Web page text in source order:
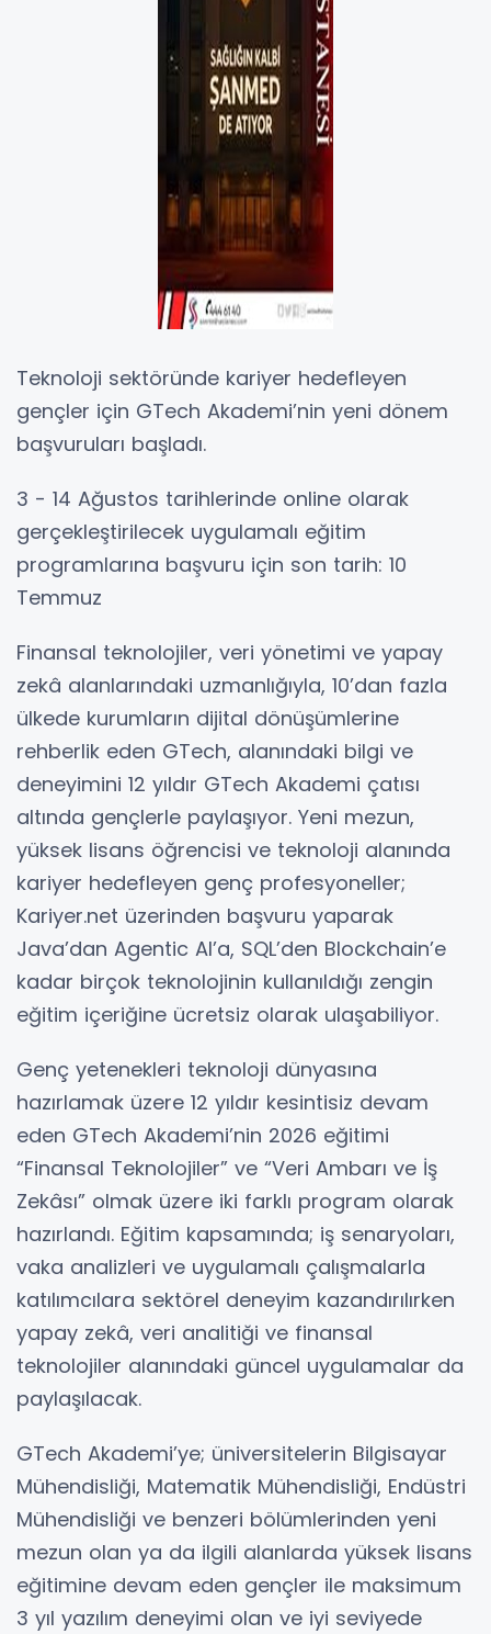
Teknoloji sektöründe kariyer hedefleyen
gençler için GTech Akademi’nin yeni dönem
başvuruları başladı.
3 - 14 Ağustos tarihlerinde online olarak
gerçekleştirilecek uygulamalı eğitim
programlarına başvuru için son tarih: 10
Temmuz
Finansal teknolojiler, veri yönetimi ve yapay
zekâ alanlarındaki uzmanlığıyla, 10’dan fazla
ülkede kurumların dijital dönüşümlerine
rehberlik eden GTech, alanındaki bilgi ve
deneyimini 12 yıldır GTech Akademi çatısı
altında gençlerle paylaşıyor. Yeni mezun,
yüksek lisans öğrencisi ve teknoloji alanında
kariyer hedefleyen genç profesyoneller;
Kariyer.net üzerinden başvuru yaparak
Java’dan Agentic AI’a, SQL’den Blockchain’e
kadar birçok teknolojinin kullanıldığı zengin
eğitim içeriğine ücretsiz olarak ulaşabiliyor.
Genç yetenekleri teknoloji dünyasına
hazırlamak üzere 12 yıldır kesintisiz devam
eden GTech Akademi’nin 2026 eğitimi
“Finansal Teknolojiler” ve “Veri Ambarı ve İş
Zekâsı” olmak üzere iki farklı program olarak
hazırlandı. Eğitim kapsamında; iş senaryoları,
vaka analizleri ve uygulamalı çalışmalarla
katılımcılara sektörel deneyim kazandırılırken
yapay zekâ, veri analitiği ve finansal
teknolojiler alanındaki güncel uygulamalar da
paylaşılacak.
GTech Akademi’ye; üniversitelerin Bilgisayar
Mühendisliği, Matematik Mühendisliği, Endüstri
Mühendisliği ve benzeri bölümlerinden yeni
mezun olan ya da ilgili alanlarda yüksek lisans
eğitimine devam eden gençler ile maksimum
3 yıl yazılım deneyimi olan ve iyi seviyede